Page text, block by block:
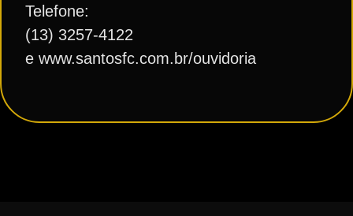
Telefone:
(13) 3257-4122
e www.santosfc.com.br/ouvidoria